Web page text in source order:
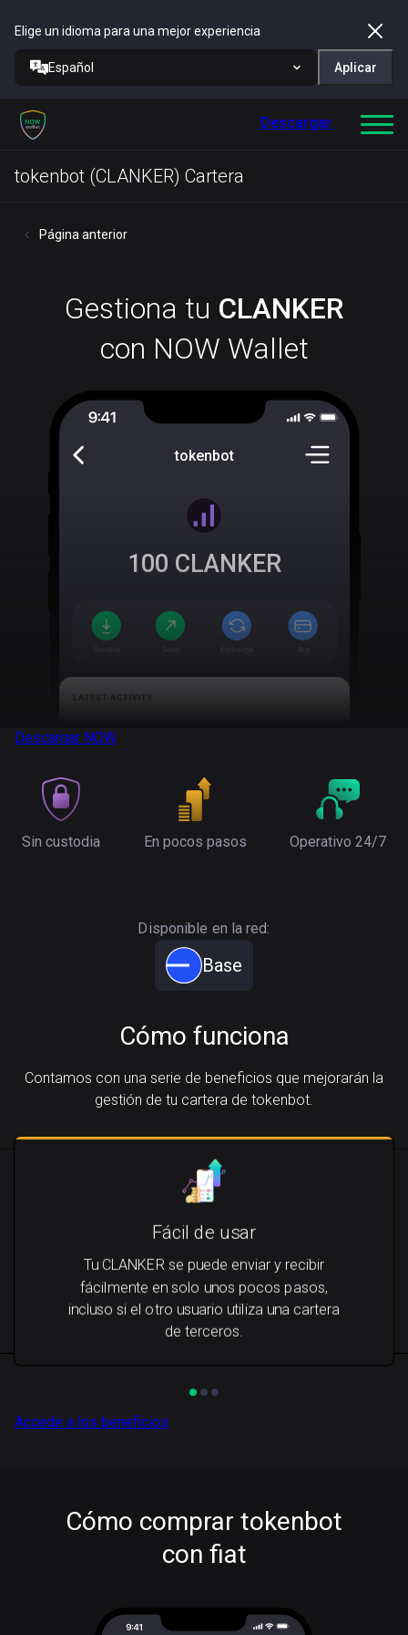
Elige un idioma para una mejor experiencia
Español Aplicar
Descargar
tokenbot (CLANKER) Cartera
Página anterior
Gestiona tu CLANKER
con NOW Wallet
tokenbot
100 CLANKER
Descargar NOW
Sin custodia En pocos pasos Operativo 24/7
Disponible en la red:
Base
Cómo funciona
Contamos con una serie de beneficios que mejorarán la
gestión de tu cartera de tokenbot.
Fácil de usar
Tu CLANKER se puede enviar y recibir
fácilmente en solo unos pocos pasos,
incluso si el otro usuario utiliza una cartera
de terceros.
Accede a los beneficios
Cómo comprar tokenbot
con fiat